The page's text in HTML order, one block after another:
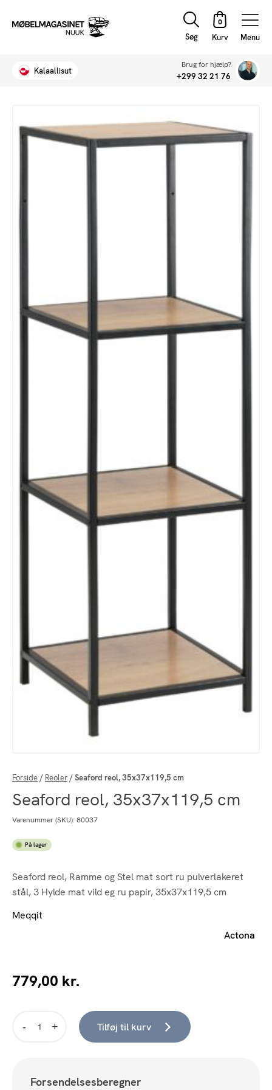
Søg Menu
Kalaallisut
Brug for hjælp?
+299 32 21 76
Forside / Reoler /Seaford reol, 35x37x119,5 cm
Seaford reol, 35x37x119,5 cm
Varenummer (SKU): 80037
På lager
Seaford reol, Ramme og Stel mat sort ru pulverlakeret
stål, 3 Hylde mat vild eg ru papir, 35x37x119,5 cm
Meqqit
Actona
779,00 kr.
Tilføj til kurv
Forsendelsesberegner